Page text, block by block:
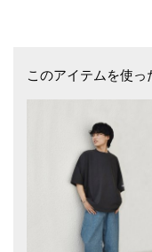
裏地：無
光沢感：無
生地の厚み：普通
水洗い：可能
----------------------------
【NEEDBY heritage/ニ―
「日本のデニム産業の伝
いから、2023SSに誕生し
時代に流されないベーシ
このアイテムを使っ